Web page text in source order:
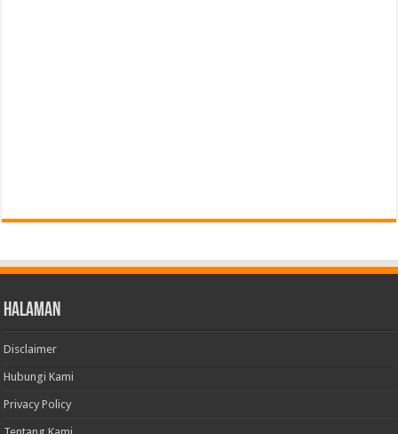
Halaman
Disclaimer
Hubungi Kami
Privacy Policy